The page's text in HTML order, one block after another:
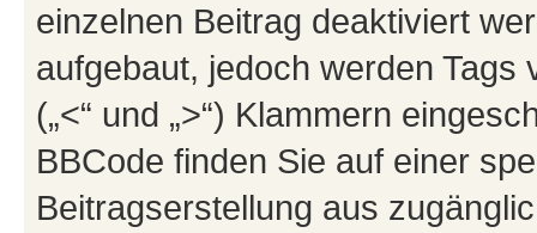
einzelnen Beitrag deaktiviert
aufgebaut, jedoch werden Tags
(„<“ und „>“) Klammern
BBCode finden Sie auf einer
Beitragserstellung aus